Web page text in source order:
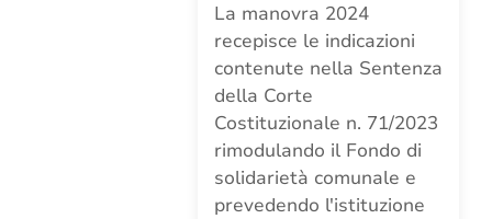
La manovra 2024
recepisce le indicazioni
contenute nella Sentenza
della Corte
Costituzionale n. 71/2023
rimodulando il Fondo di
solidarietà comunale e
prevedendo l'istituzione